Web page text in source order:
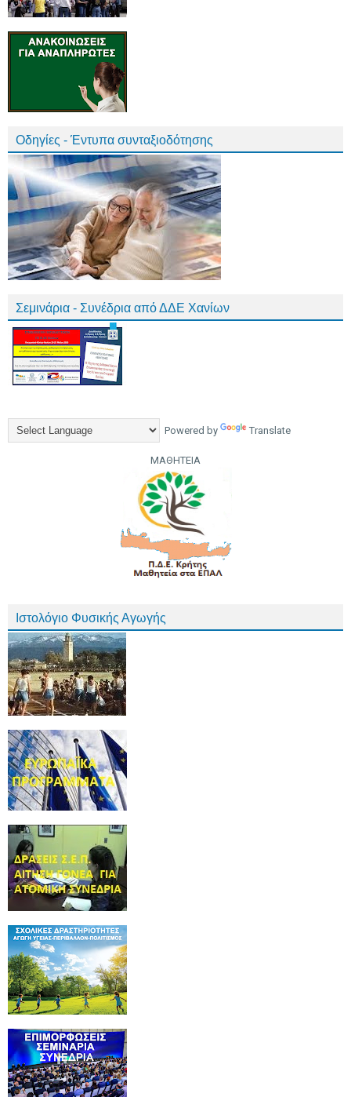
Οδηγίες - Έντυπα συνταξιοδότησης
Σεμινάρια - Συνέδρια από ΔΔΕ Χανίων
Powered by Translate
ΜΑΘΗΤΕΙΑ
Ιστολόγιο Φυσικής Αγωγής